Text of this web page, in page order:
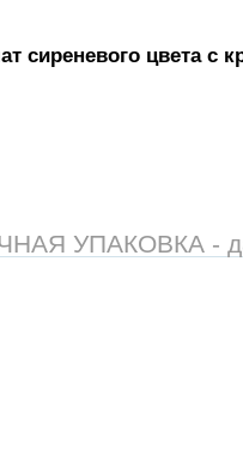
сиреневого цвета с
УПАКОВКА -